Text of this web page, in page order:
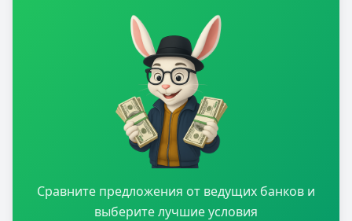
Сравните предложения от ведущих банков и
выберите лучшие условия